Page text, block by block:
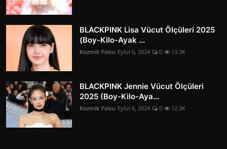
BLACKPINK Lisa Vücut Ölçüleri 2025
(Boy-Kilo-Ayak ...
Kozmik Yolcu Eylül 6, 2024 0 13.3K
BLACKPINK Jennie Vücut Ölçüleri
2025 (Boy-Kilo-Aya...
Kozmik Yolcu Eylül 6, 2024 0 12.3K